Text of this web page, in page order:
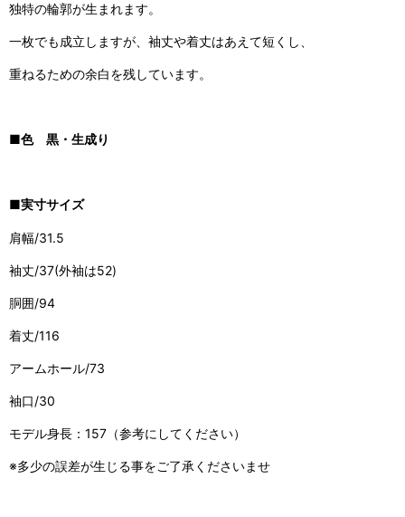
独特の輪郭が生まれます。
一枚でも成立しますが、袖丈や着丈はあえて短くし、
重ねるための余白を残しています。
■色 黒・生成り
■実寸サイズ
肩幅/31.5
袖丈/37(外袖は52)
胴囲/94
着丈/116
アームホール/73
袖口/30
モデル身長：157（参考にしてください）
※多少の誤差が生じる事をご了承くださいませ